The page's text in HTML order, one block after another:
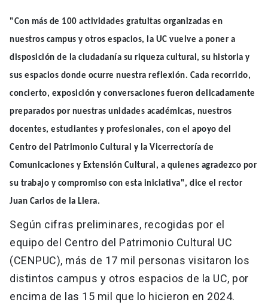
"Con más de 100 actividades gratuitas organizadas en
nuestros campus y otros espacios, la UC vuelve a poner a
disposición de la ciudadanía su riqueza cultural, su historia y
sus espacios donde ocurre nuestra reflexión. Cada recorrido,
concierto, exposición y conversaciones fueron delicadamente
preparados por nuestras unidades académicas, nuestros
docentes, estudiantes y profesionales, con el apoyo del
Centro del Patrimonio Cultural y la Vicerrectoría de
Comunicaciones y Extensión Cultural, a quienes agradezco por
su trabajo y compromiso con esta iniciativa", dice el rector
Juan Carlos de la Llera.
Según cifras preliminares, recogidas por el
equipo del Centro del Patrimonio Cultural UC
(CENPUC), más de 17 mil personas visitaron los
distintos campus y otros espacios de la UC, por
encima de las 15 mil que lo hicieron en 2024.